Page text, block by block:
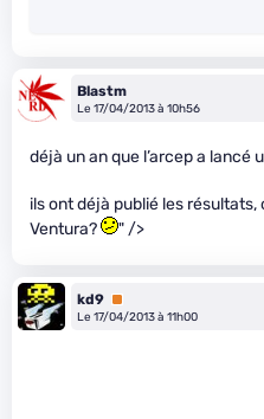
Blastm
Le 17/04/2013 à 10h56
déjà un an que l’arcep a
ils ont déjà publié les
Ventura?
" />
kd9 Premium
Le 17/04/2013 à 11h00